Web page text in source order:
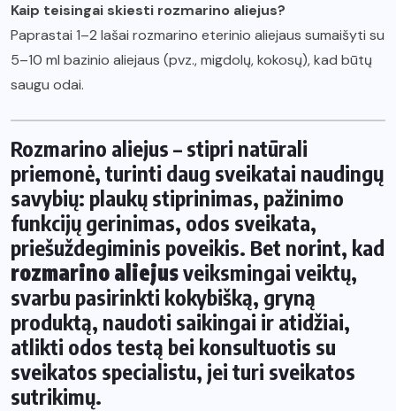
Kaip teisingai skiesti rozmarino aliejus?
Paprastai 1–2 lašai rozmarino eterinio aliejaus sumaišyti su
5–10 ml bazinio aliejaus (pvz., migdolų, kokosų), kad būtų
saugu odai.
Rozmarino aliejus – stipri natūrali
priemonė, turinti daug sveikatai naudingų
savybių: plaukų stiprinimas, pažinimo
funkcijų gerinimas, odos sveikata,
priešuždegiminis poveikis. Bet norint, kad
rozmarino aliejusveiksmingai veiktų,
svarbu pasirinkti kokybišką, gryną
produktą, naudoti saikingai ir atidžiai,
atlikti odos testą bei konsultuotis su
sveikatos specialistu, jei turi sveikatos
sutrikimų.